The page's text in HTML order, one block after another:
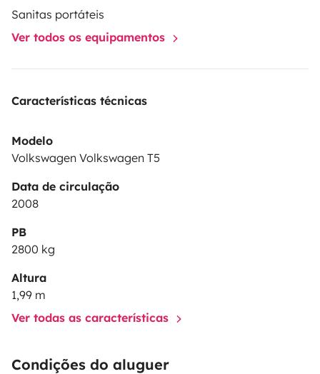
Sanitas portáteis
Ver todos os equipamentos
Características técnicas
Modelo
Volkswagen Volkswagen T5
Data de circulação
2008
PB
2800 kg
Altura
1,99 m
Ver todas as características
Condições do aluguer